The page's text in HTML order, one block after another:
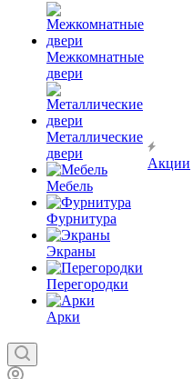
Межкомнатные
двери
Металлические
двери
Мебель
Фурнитура
Экраны
Перегородки
Арки
Акции